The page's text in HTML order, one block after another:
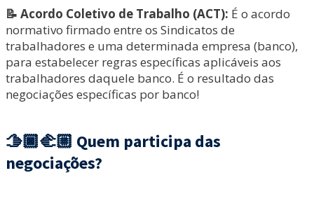
📝 Acordo Coletivo de Trabalho (ACT): É o acordo
normativo firmado entre os Sindicatos de
trabalhadores e uma determinada empresa (banco),
para estabelecer regras específicas aplicáveis aos
trabalhadores daquele banco. É o resultado das
negociações específicas por banco!
🫱🏿‍🫲🏼 Quem participa das
negociações?